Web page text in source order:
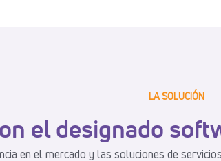
LA SOLUCIÓN
el designado
en el mercado y las soluciones de